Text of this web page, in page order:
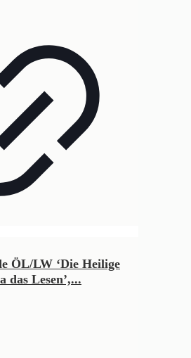
ÖL/LW ‘Die Heilige
Lesen’,...